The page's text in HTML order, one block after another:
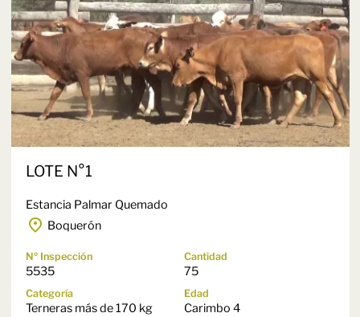
LOTE N°1
Estancia Palmar Quemado
Boquerón
Nº Inspección
5535
Cantidad
75
Categoría
Terneras más de 170 kg
Edad
Carimbo 4